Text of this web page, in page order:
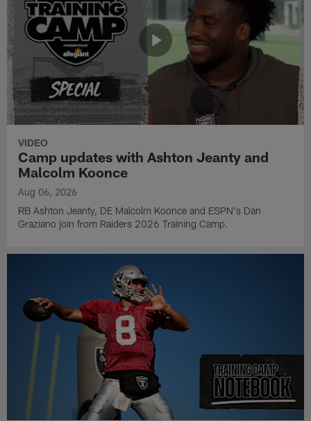
VIDEO
Camp updates with Ashton Jeanty and
Malcolm Koonce
Aug 06, 2026
RB Ashton Jeanty, DE Malcolm Koonce and ESPN's Dan
Graziano join from Raiders 2026 Training Camp.